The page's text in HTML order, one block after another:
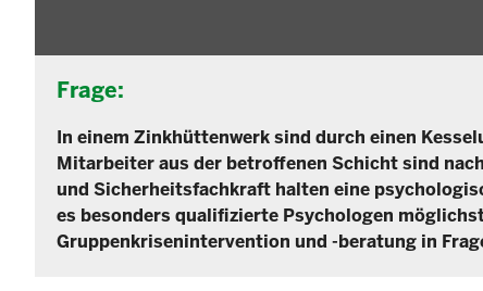
Frage:
In einem Zinkhüttenwerk sind durch einen
Mitarbeiter aus der betroffenen Schicht sind
und Sicherheitsfachkraft halten eine
es besonders qualifizierte Psychologen
Gruppenkrisenintervention und -beratung in